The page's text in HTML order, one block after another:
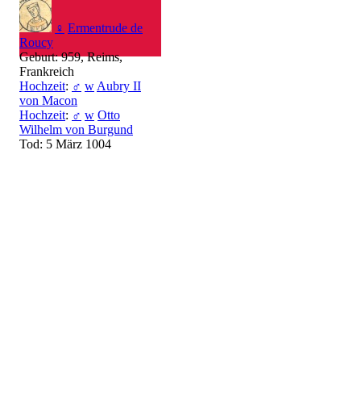
♀ Ermentrude de
Roucy
Geburt: 959, Reims,
Frankreich
Hochzeit: ♂ w Aubry II
von Macon
Hochzeit: ♂ w Otto
Wilhelm von Burgund
Tod: 5 März 1004